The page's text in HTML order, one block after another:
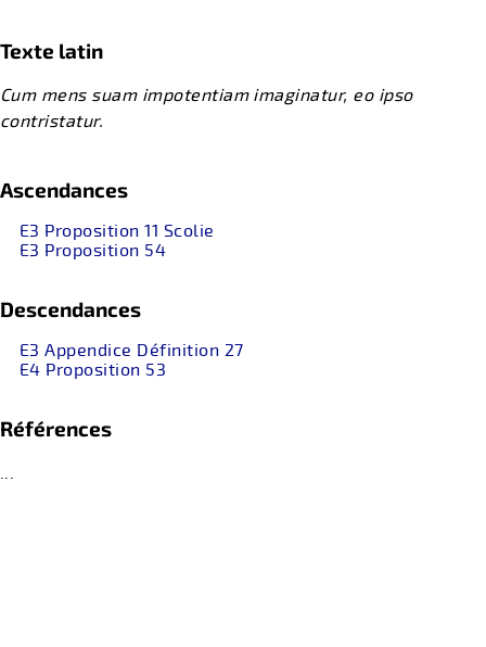
Texte latin
Cum mens suam impotentiam imaginatur, eo ipso
contristatur.
Ascendances
E3 Proposition 11 Scolie
E3 Proposition 54
Descendances
E3 Appendice Définition 27
E4 Proposition 53
Références